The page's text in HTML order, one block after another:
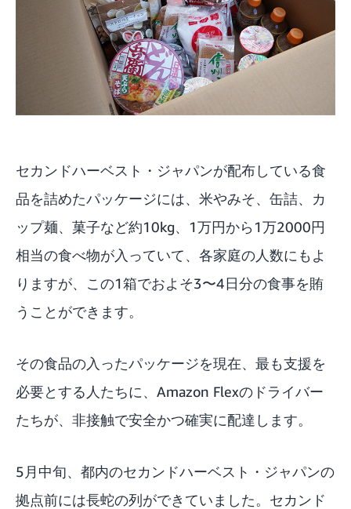
セカンドハーベスト・ジャパンが配布している食
品を詰めたパッケージには、米やみそ、缶詰、カ
ップ麺、菓子など約10kg、1万円から1万2000円
相当の食べ物が入っていて、各家庭の人数にもよ
りますが、この1箱でおよそ3〜4日分の食事を賄
うことができます。
その食品の入ったパッケージを現在、最も支援を
必要とする人たちに、Amazon Flexのドライバー
たちが、非接触で安全かつ確実に配達します。
5月中旬、都内のセカンドハーベスト・ジャパンの
拠点前には長蛇の列ができていました。セカンド